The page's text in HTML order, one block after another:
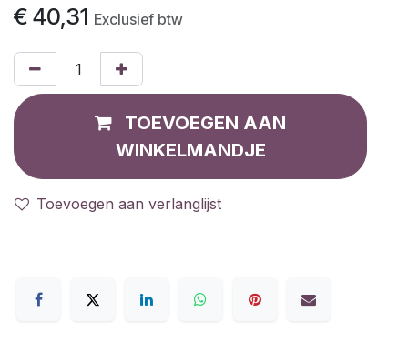
€ 40,31 Exclusief btw
TOEVOEGEN AAN
WINKELMANDJE
Toevoegen aan verlanglijst